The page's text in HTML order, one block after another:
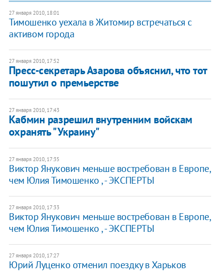
27 января 2010, 18:01
Тимошенко уехала в Житомир встречаться с
активом города
27 января 2010, 17:52
Пресс-секретарь Азарова объяснил, что тот
пошутил о премьерстве
27 января 2010, 17:43
Кабмин разрешил внутренним войскам
охранять "Украину"
27 января 2010, 17:35
Виктор Янукович меньше востребован в Европе,
чем Юлия Тимошенко , - ЭКСПЕРТЫ
27 января 2010, 17:33
Виктор Янукович меньше востребован в Европе,
чем Юлия Тимошенко , - ЭКСПЕРТЫ
27 января 2010, 17:27
Юрий Луценко отменил поездку в Харьков